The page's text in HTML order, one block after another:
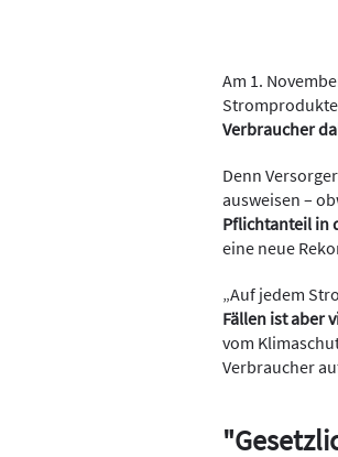
Am 1.
Verbraucher
Denn
ausweisen –
Pflichtanteil in
eine neue
„Auf jedem
Fällen ist aber
vom
Verbraucher